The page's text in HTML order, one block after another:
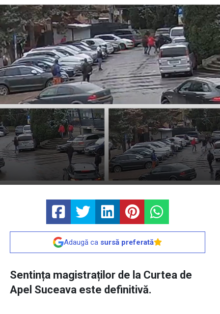
Adaugă ca sursă preferată
Sentința magistraților de la Curtea de
Apel Suceava este definitivă.